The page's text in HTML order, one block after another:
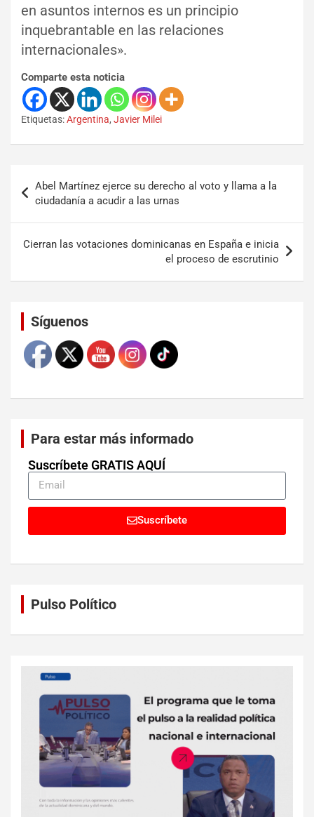
en asuntos internos es un principio
inquebrantable en las relaciones
internacionales».
Comparte esta noticia
Etiquetas:Argentina, Javier Milei
Abel Martínez ejerce su derecho al voto y llama a la
ciudadanía a acudir a las urnas
Cierran las votaciones dominicanas en España e inicia
el proceso de escrutinio
Síguenos
Para estar más informado
Suscríbete GRATIS AQUÍ
Suscríbete
Pulso Político